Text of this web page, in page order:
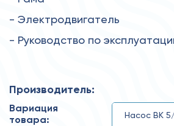
- Электродвигатель
- Руководство по
Производитель:
Вариация
товара:
Насос ВК